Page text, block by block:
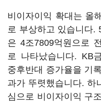
비이자이익 확대는 올
로 부상하고 있습니다.
은 4조7809억원으로
로 나타났습니다. KB
중후반대 증가율을 기
과가 뚜렷했습니다. 하
심으로 비이자이익 구